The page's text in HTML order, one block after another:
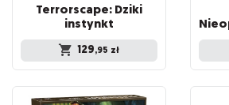
Terrorscape: Dziki
instynkt
129,95 zł